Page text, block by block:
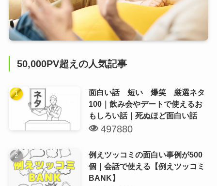
50,000PV超えの人気記事
面白い話 短い 爆笑 厳選ネタ
100｜飲み会やデートで使えるお
もしろい話｜死ぬほど面白い話
497880
例えツッコミの面白い事例が500
個｜会話で使える【例えツッコミ
BANK】